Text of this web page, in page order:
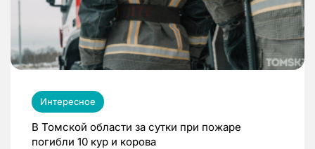
Интересное
В Томской области за сутки при пожаре
погибли 10 кур и корова